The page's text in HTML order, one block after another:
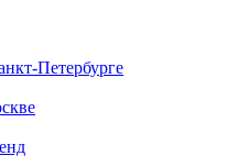
Петербурге